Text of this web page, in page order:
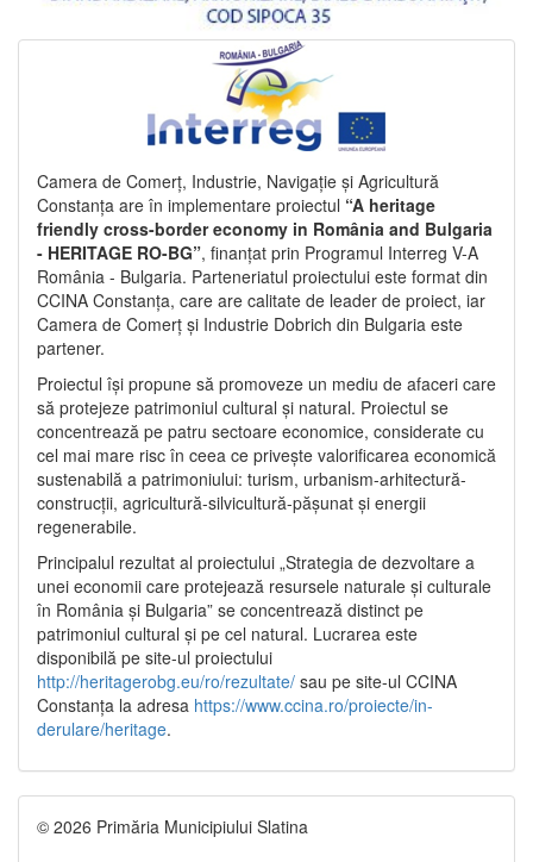
Camera de Comerț, Industrie, Navigație și Agricultură
Constanța are în implementare proiectul “A heritage
friendly cross-border economy in România and Bulgaria
- HERITAGE RO-BG”, finanțat prin Programul Interreg V-A
România - Bulgaria. Parteneriatul proiectului este format din
CCINA Constanța, care are calitate de leader de proiect, iar
Camera de Comerț și Industrie Dobrich din Bulgaria este
partener.
Proiectul își propune să promoveze un mediu de afaceri care
să protejeze patrimoniul cultural și natural. Proiectul se
concentrează pe patru sectoare economice, considerate cu
cel mai mare risc în ceea ce privește valorificarea economică
sustenabilă a patrimoniului: turism, urbanism-arhitectură-
construcții, agricultură-silvicultură-pășunat și energii
regenerabile.
Principalul rezultat al proiectului „Strategia de dezvoltare a
unei economii care protejează resursele naturale și culturale
în România și Bulgaria” se concentrează distinct pe
patrimoniul cultural și pe cel natural. Lucrarea este
disponibilă pe site-ul proiectului
http://heritagerobg.eu/ro/rezultate/ sau pe site-ul CCINA
Constanța la adresa https://www.ccina.ro/proiecte/in-
derulare/heritage.
© 2026 Primăria Municipiului Slatina